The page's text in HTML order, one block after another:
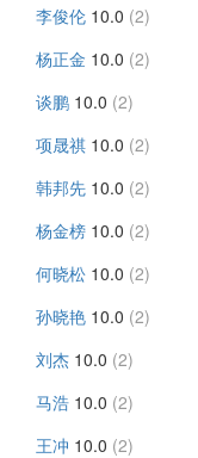
李俊伦 10.0 (2)
杨正金 10.0 (2)
谈鹏 10.0 (2)
项晟祺 10.0 (2)
韩邦先 10.0 (2)
杨金榜 10.0 (2)
何晓松 10.0 (2)
孙晓艳 10.0 (2)
刘杰 10.0 (2)
马浩 10.0 (2)
王冲 10.0 (2)